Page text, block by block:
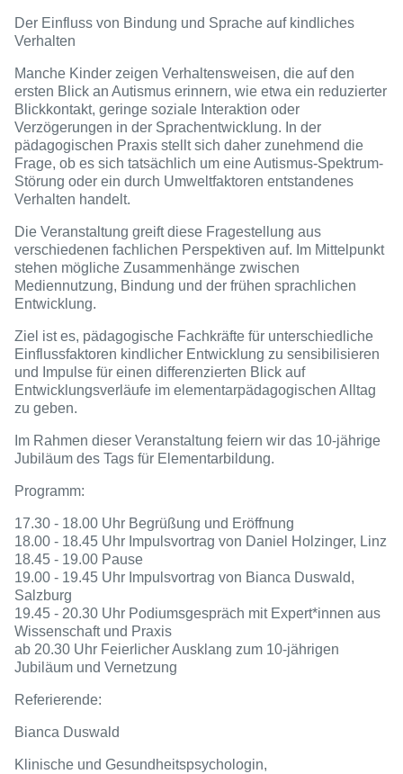
Der Einfluss von Bindung und Sprache auf kindliches
Verhalten
Manche Kinder zeigen Verhaltensweisen, die auf den
ersten Blick an Autismus erinnern, wie etwa ein reduzierter
Blickkontakt, geringe soziale Interaktion oder
Verzögerungen in der Sprachentwicklung. In der
pädagogischen Praxis stellt sich daher zunehmend die
Frage, ob es sich tatsächlich um eine Autismus-Spektrum-
Störung oder ein durch Umweltfaktoren entstandenes
Verhalten handelt.
Die Veranstaltung greift diese Fragestellung aus
verschiedenen fachlichen Perspektiven auf. Im Mittelpunkt
stehen mögliche Zusammenhänge zwischen
Mediennutzung, Bindung und der frühen sprachlichen
Entwicklung.
Ziel ist es, pädagogische Fachkräfte für unterschiedliche
Einflussfaktoren kindlicher Entwicklung zu sensibilisieren
und Impulse für einen differenzierten Blick auf
Entwicklungsverläufe im elementarpädagogischen Alltag
zu geben.
Im Rahmen dieser Veranstaltung feiern wir das 10-jährige
Jubiläum des Tags für Elementarbildung.
Programm:
17.30 - 18.00 Uhr Begrüßung und Eröffnung
18.00 - 18.45 Uhr Impulsvortrag von Daniel Holzinger, Linz
18.45 - 19.00 Pause
19.00 - 19.45 Uhr Impulsvortrag von Bianca Duswald,
Salzburg
19.45 - 20.30 Uhr Podiumsgespräch mit Expert*innen aus
Wissenschaft und Praxis
ab 20.30 Uhr Feierlicher Ausklang zum 10-jährigen
Jubiläum und Vernetzung
Referierende:
Bianca Duswald
Klinische und Gesundheitspsychologin,